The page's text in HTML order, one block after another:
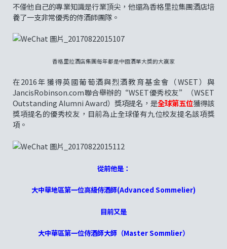
不僅他自己的專業知識是行業頂尖，他還為香格里拉集團酒店培
養了一支非常優秀的侍酒師團隊。
香格里拉酒店集團每年都是中國酒單大獎的大贏家
在2016年獲得英國葡萄酒與烈酒教育基金會（WSET）與
JancisRobinson.com聯合舉辦的“WSET優秀校友”（WSET
Outstanding Alumni Award）獎項提名，是全球第五位獲得該
獎項提名的優秀校友，目前為止全球僅有九位校友提名該項獎
項。
從前他是：
大中華地區第一位高級侍酒師(Advanced Sommelier)
目前又是
大中華區第一位侍酒師大師（Master Sommlier）